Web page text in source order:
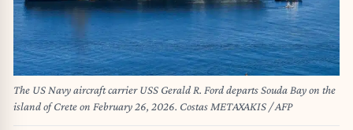
The US Navy aircraft carrier USS Gerald R. Ford departs Souda Bay on the
island of Crete on February 26, 2026. Costas METAXAKIS / AFP